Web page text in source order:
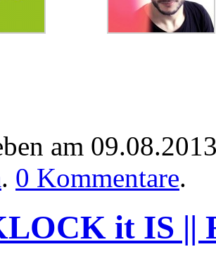
am
. 0 Kommentare.
it IS ||